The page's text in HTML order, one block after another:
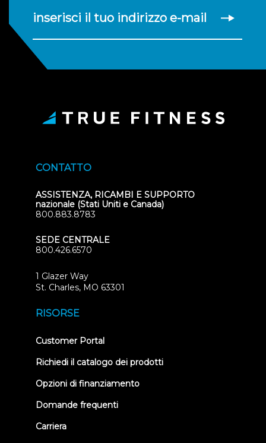
inserisci il tuo indirizzo e-mail
CONTATTO
ASSISTENZA, RICAMBI E SUPPORTO
nazionale (Stati Uniti e Canada)
800.883.8783
SEDE CENTRALE
800.426.6570
1 Glazer Way
St. Charles, MO 63301
RISORSE
Customer Portal(opens
new
Richiedi il catalogo dei prodotti
Opzioni di finanziamento
Domande frequenti
Carriera